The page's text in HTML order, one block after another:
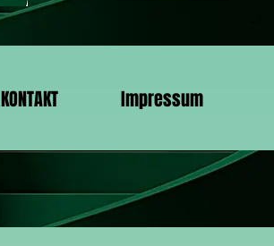
KONTAKT Impressum